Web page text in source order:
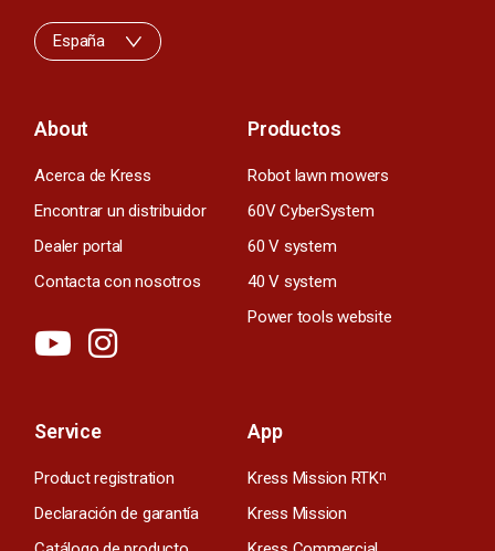
About
Acerca de Kress
Encontrar un distribuidor
Dealer portal
Contacta con nosotros
Productos
Robot lawn mowers
60V CyberSystem
60 V system
40 V system
Power tools website
Service
Product registration
Declaración de garantía
App
Kress Mission RTKn
Kress Mission
España